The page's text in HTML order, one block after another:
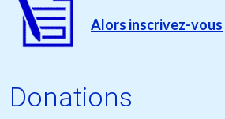
Alors inscrivez-
Donations